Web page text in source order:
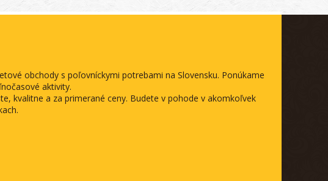
obchody s poľovníckymi potrebami na Slovensku. Ponúkame
aktivity.
kvalitne a za primerané ceny. Budete v pohode v akomkoľvek